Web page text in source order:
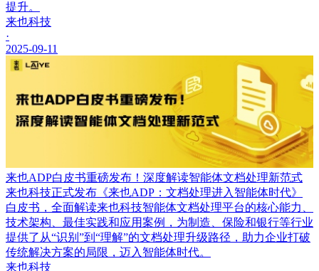
提升。
来也科技
·
2025-09-11
来也ADP白皮书重磅发布！深度解读智能体文档处理新范式
来也科技正式发布《来也ADP：文档处理进入智能体时代》
白皮书，全面解读来也科技智能体文档处理平台的核心能力、
技术架构、最佳实践和应用案例，为制造、保险和银行等行业
提供了从“识别”到“理解”的文档处理升级路径，助力企业打破
传统解决方案的局限，迈入智能体时代。
来也科技